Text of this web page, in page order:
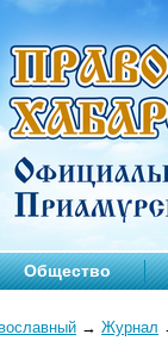
Общество
→ Журнал